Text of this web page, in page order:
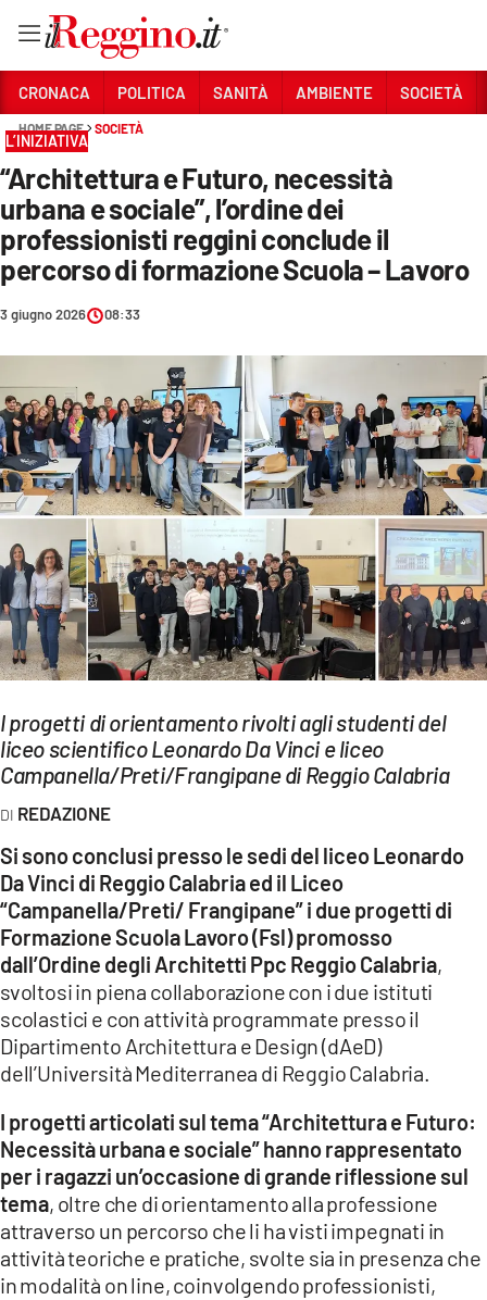
Sezioni
CRONACA
POLITICA
SANITÀ
AMBIENTE
CULTURA
ECONOMIA E LAVORO
EVENTI
SPORT
Streaming
LAC TV
LAC ONAIR
LaC
LACPLAY.IT
LACTV.IT
LACONAIR.IT
LACITYMAG.IT
ILREGGINO.IT
ILVIBONESE.IT
CATANZAROCHANNEL.IT
LACAPITALENEWS.IT
CRONACA POLITICA SANITÀ AMBIENTE SOCIETÀ
HOME PAGE SOCIETÀ
L’INIZIATIVA
“Architettura e Futuro, necessità
urbana e sociale”, l’ordine dei
professionisti reggini conclude il
percorso di formazione Scuola – Lavoro
3 giugno 2026 08:33
I progetti di orientamento rivolti agli studenti del
liceo scientifico Leonardo Da Vinci e liceo
Campanella/Preti/Frangipane di Reggio Calabria
REDAZIONE
Si sono conclusi presso le sedi del liceo Leonardo
Da Vinci di Reggio Calabria ed il Liceo
“Campanella/Preti/ Frangipane” i due progetti di
Formazione Scuola Lavoro (Fsl) promosso
dall’Ordine degli Architetti Ppc Reggio Calabria,
svoltosi in piena collaborazione con i due istituti
scolastici e con attività programmate presso il
Dipartimento Architettura e Design (dAeD)
dell’Università Mediterranea di Reggio Calabria.
I progetti articolati sul tema “Architettura e Futuro:
Necessità urbana e sociale” hanno rappresentato
per i ragazzi un’occasione di grande riflessione sul
tema, oltre che di orientamento alla professione
attraverso un percorso che li ha visti impegnati in
attività teoriche e pratiche, svolte sia in presenza che
in modalità on line, coinvolgendo professionisti,